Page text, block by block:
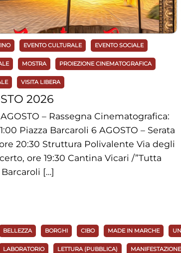
EVENTO CULTURALE EVENTO SOCIALE
MOSTRA PROIEZIONE CINEMATOGRAFICA
VISITA LIBERA
2026
– Rassegna Cinematografica:
Piazza Barcaroli 6 AGOSTO – Serata
20:30 Struttura Polivalente Via degli
ore 19:30 Cantina Vicari /”Tutta
Barcaroli […]
BELLEZZA BORGHI CIBO MADE IN MARCHE
LABORATORIO LETTURA (PUBBLICA)